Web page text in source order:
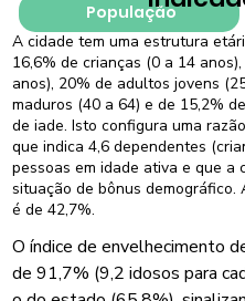
População
A cidade tem uma estrutura
16,6% de crianças (0 a 14
anos), 20% de adultos jovens
maduros (40 a 64) e de 15,2%
de iade. Isto configura uma
que indica 4,6 dependentes
pessoas em idade ativa e que a
situação de bônus
é de 42,7%.
O índice de envelhecimento
de 91,7% (9,2 idosos para